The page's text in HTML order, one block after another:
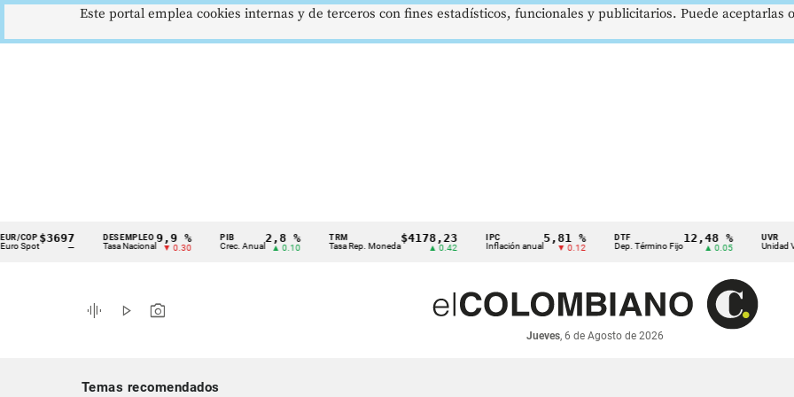
Cintillo
indicadores
económicos
$3697
—
DESEMPLEO
Tasa Nacional
9,9 %
▼ 0.30
PIB
Crec. Anual
2,8 %
▲ 0.10
TRM
Tasa Rep. Moneda
$4178,23
▲ 0.42
IPC
Inflación anual
5,81 %
▼ 0.12
DTF
Dep. Término Fijo
12,48 %
▲ 0.05
UVR
Unidad Valor
graphic_eq play_arrow photo_camera
Jueves, 6 de Agosto de 2026
Temas recomendados
Este portal emplea cookies internas y de terceros con fines estadísticos, funcionales y publicitarios. Puede aceptarlas